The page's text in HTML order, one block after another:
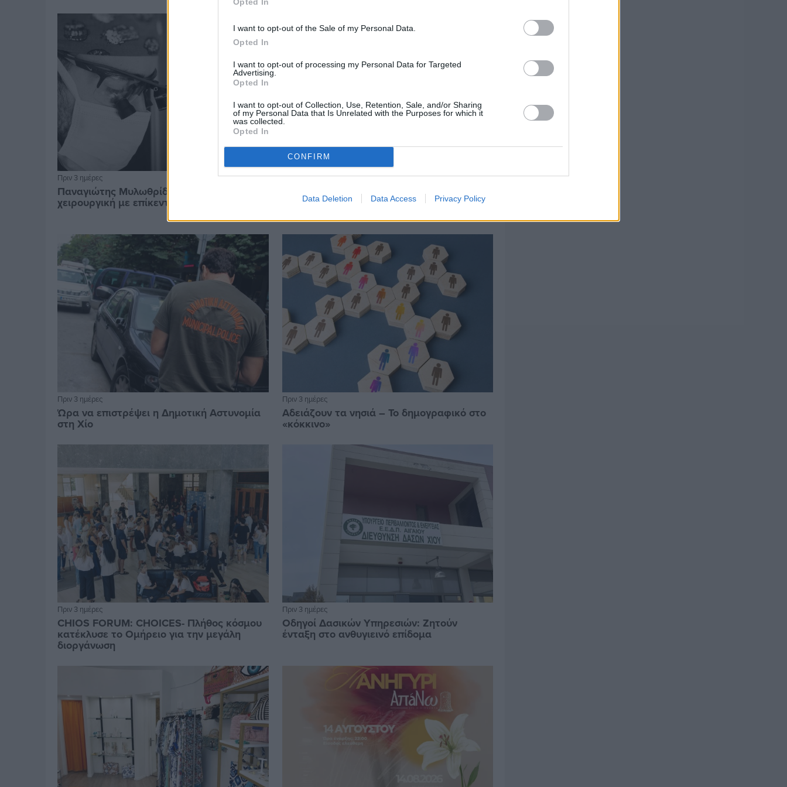
I want to opt-out of the Sale of my Personal Data.
Opted In
I want to opt-out of processing my Personal Data for Targeted
Advertising.
Opted In
I want to opt-out of Collection, Use, Retention, Sale, and/or Sharing
of my Personal Data that Is Unrelated with the Purposes for which it
was collected.
Opted In
CONFIRM
Data Deletion Data Access Privacy Policy
Πριν 3 ημέρες
Παναγιώτης Μυλωθρίδης: Η πλαστική
χειρουργική με επίκεντρο τον άνθρωπο
Πριν 3 ημέρες
Ελαιοκομικό Μητρώο: Ξεκινά η
προετοιμασία των ελαιοπαραγωγών στη
Πριν 3 ημέρες
Ώρα να επιστρέψει η Δημοτική Αστυνομία
στη Χίο
Πριν 3 ημέρες
Αδειάζουν τα νησιά – Το δημογραφικό στο
«κόκκινο»
Πριν 3 ημέρες
CHIOS FORUM: CHOICES- Πλήθος κόσμου
κατέκλυσε το Ομήρειο για την μεγάλη
διοργάνωση
Πριν 3 ημέρες
Οδηγοί Δασικών Υπηρεσιών: Ζητούν
ένταξη στο ανθυγιεινό επίδομα